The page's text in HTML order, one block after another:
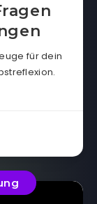
für dein